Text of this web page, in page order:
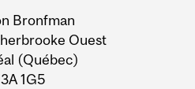
Bronfman
Ouest
(Québec)
1G5